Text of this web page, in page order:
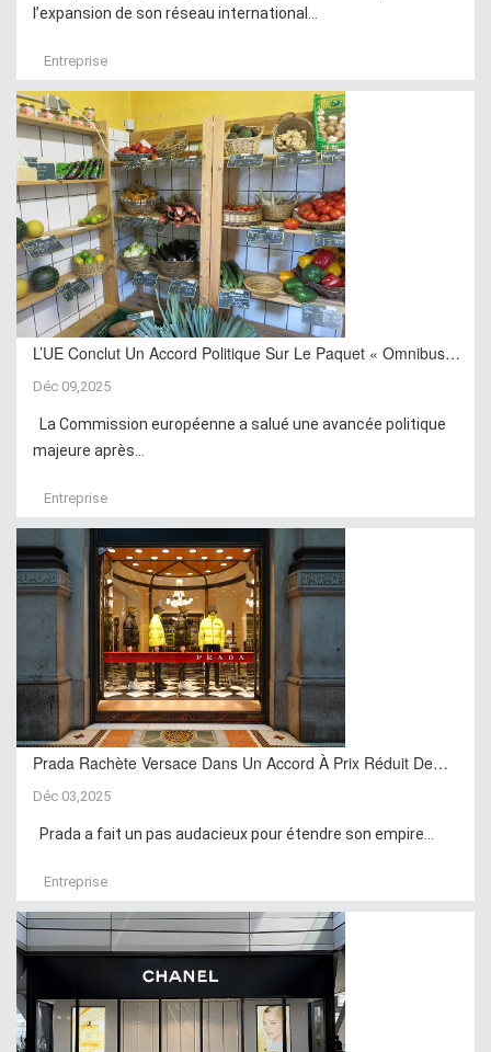
l’expansion de son réseau international...
Entreprise
L’UE Conclut Un Accord Politique Sur Le Paquet « Omnibus…
Déc 09,2025
La Commission européenne a salué une avancée politique
majeure après...
Entreprise
Prada Rachète Versace Dans Un Accord À Prix Réduit De…
Déc 03,2025
Prada a fait un pas audacieux pour étendre son empire...
Entreprise